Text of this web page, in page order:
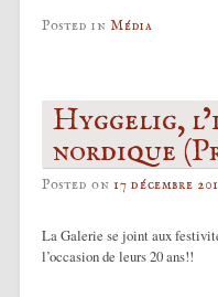
Posted inMédia
Hyggelig,
nordique
Posted on17 décembre
La Galerie se joint aux
l’occasion de leurs 20 ans!!